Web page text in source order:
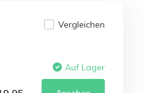
Vergleichen
Auf Lager